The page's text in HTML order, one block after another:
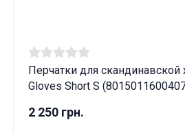
Перчатки для скандинавской
Gloves Short S
2 250 грн.